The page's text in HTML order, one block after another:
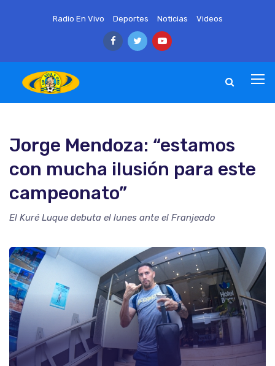
Radio En Vivo Deportes Noticias Videos
Jorge Mendoza: “estamos
con mucha ilusión para este
campeonato”
El Kuré Luque debuta el lunes ante el Franjeado